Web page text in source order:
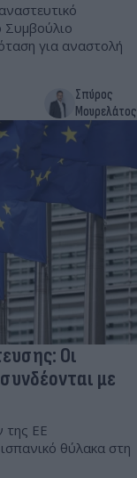
Συμβούλιο
για αναστολή
Σπύρος
Μουρελάτος
Οι
με
της ΕΕ
θύλακα στη